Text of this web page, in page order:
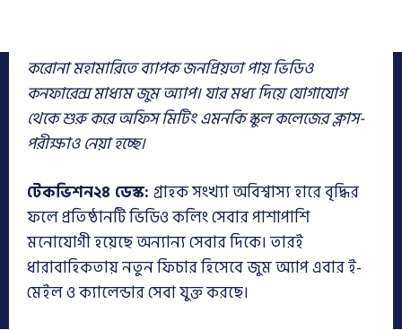
করোনা মহামারিতে ব্যাপক জনপ্রিয়তা পায় ভিডিও
কনফারেন্স মাধ্যম জুম অ্যাপ। যার মধ্য দিয়ে যোগাযোগ
থেকে শুরু করে অফিস মিটিং এমনকি স্কুল কলেজের ক্লাস-
পরীক্ষাও নেয়া হচ্ছে।
টেকভিশন২৪ ডেস্ক: গ্রাহক সংখ্যা অবিশ্বাস্য হারে বৃদ্ধির
ফলে প্রতিষ্ঠানটি ভিডিও কলিং সেবার পাশাপাশি
মনোযোগী হয়েছে অন্যান্য সেবার দিকে। তারই
ধারাবাহিকতায় নতুন ফিচার হিসেবে জুম অ্যাপ এবার ই-
মেইল ও ক্যালেন্ডার সেবা যুক্ত করছে।